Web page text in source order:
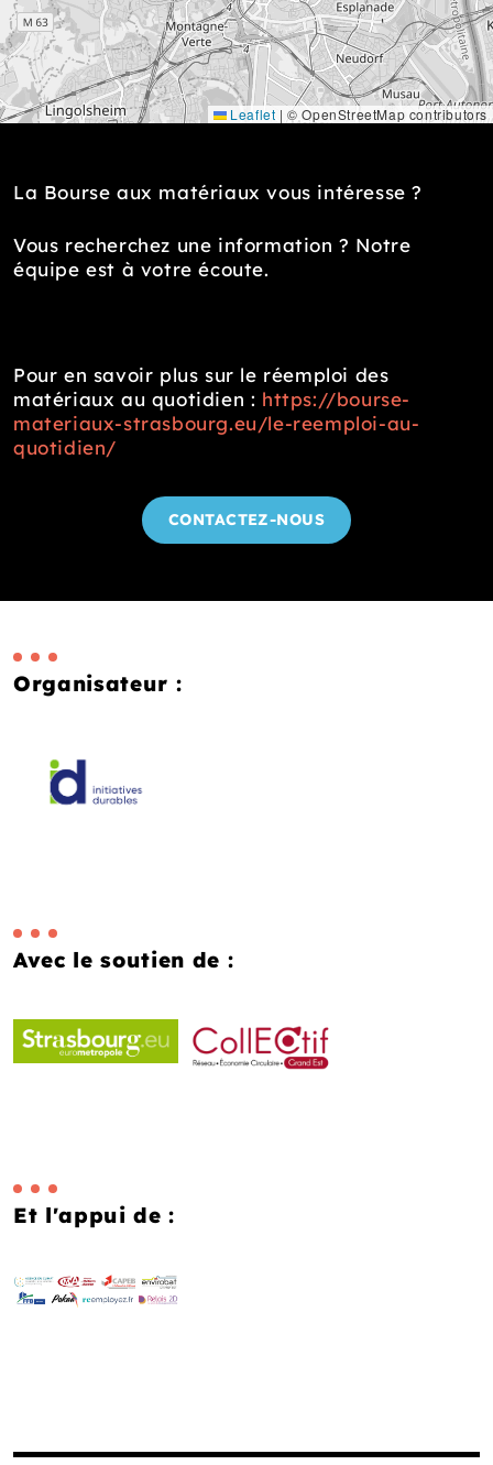
Leaflet | © OpenStreetMap contributors
La Bourse aux matériaux vous intéresse ?
Vous recherchez une information ? Notre
équipe est à votre écoute.
Pour en savoir plus sur le réemploi des
matériaux au quotidien : https://bourse-
materiaux-strasbourg.eu/le-reemploi-au-
quotidien/
CONTACTEZ-NOUS
Organisateur :
Avec le soutien de :
Et l'appui de :